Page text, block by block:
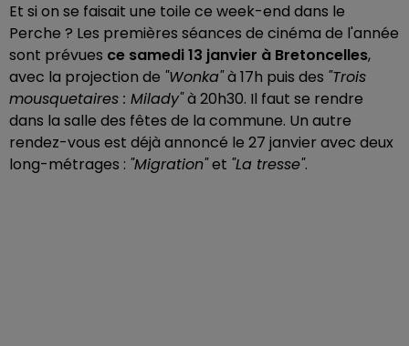
Et si on se faisait une toile ce week-end dans le
Perche ? Les premières séances de cinéma de l'année
sont prévues ce samedi 13 janvier à Bretoncelles,
avec la projection de "Wonka"à 17h puis des "Trois
mousquetaires : Milady"à 20h30. Il faut se rendre
dans la salle des fêtes de la commune. Un autre
rendez-vous est déjà annoncé le 27 janvier avec deux
long-métrages : "Migration"et "La tresse".